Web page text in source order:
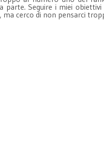
parte. Seguire i miei
cerco di non pensarci